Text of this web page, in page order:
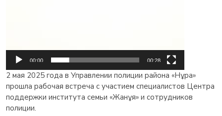
00:00 00:28
2 мая 2025 года в Управлении полиции района «Нұра»
прошла рабочая встреча с участием специалистов Центра
поддержки института семьи «Жанұя» и сотрудников
полиции.